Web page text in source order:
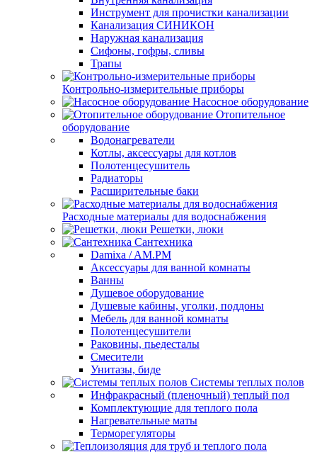
Инструмент для прочистки канализации
Канализация СИНИКОН
Наружная канализация
Сифоны, гофры, сливы
Трапы
Контрольно-измерительные приборы
Насосное оборудование
Отопительное
оборудование
Водонагреватели
Котлы, аксессуары для котлов
Полотенцесушитель
Радиаторы
Расширительные баки
Расходные материалы для водоснабжения
Решетки, люки
Сантехника
Damixa / AM.PM
Аксессуары для ванной комнаты
Ванны
Душевое оборудование
Душевые кабины, уголки, поддоны
Мебель для ванной комнаты
Полотенцесушители
Раковины, пьедесталы
Смесители
Унитазы, биде
Системы теплых полов
Инфракрасный (пленочный) теплый пол
Комплектующие для теплого пола
Нагревательные маты
Терморегуляторы